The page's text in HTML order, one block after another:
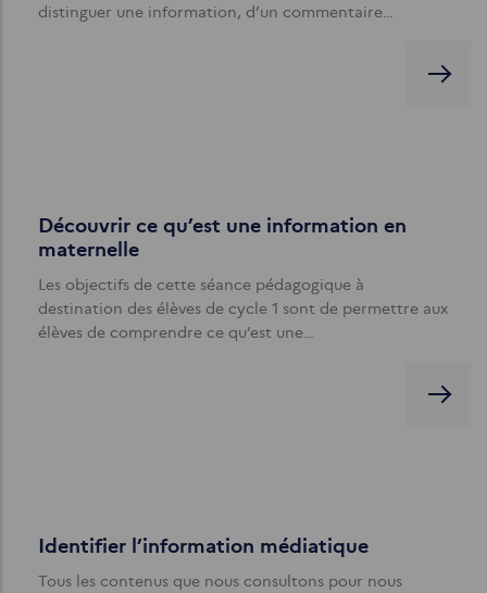
distinguer une information, d’un commentaire…
Découvrir ce qu’est une information en
maternelle
Les objectifs de cette séance pédagogique à
destination des élèves de cycle 1 sont de permettre aux
élèves de comprendre ce qu’est une…
Identifier l’information médiatique
Tous les contenus que nous consultons pour nous